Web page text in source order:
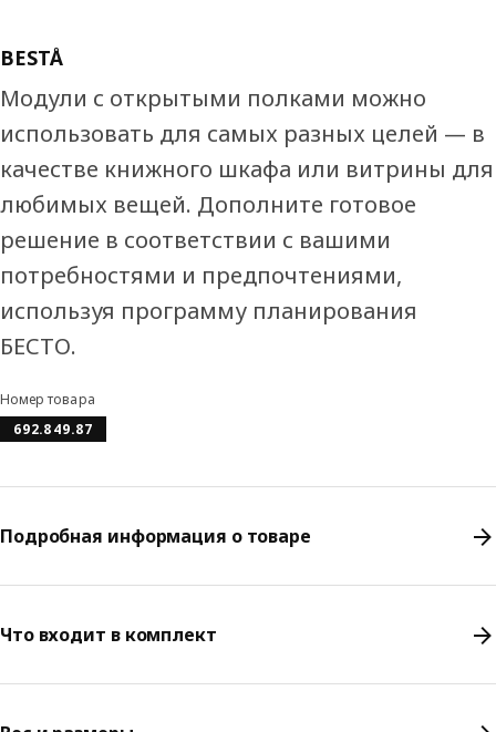
BESTÅ
Модули с открытыми полками можно
использовать для самых разных целей — в
качестве книжного шкафа или витрины для
любимых вещей. Дополните готовое
решение в соответствии с вашими
потребностями и предпочтениями,
используя программу планирования
БЕСТО.
Номер товара
692.849.87
Подробная информация о товаре
Что входит в комплект